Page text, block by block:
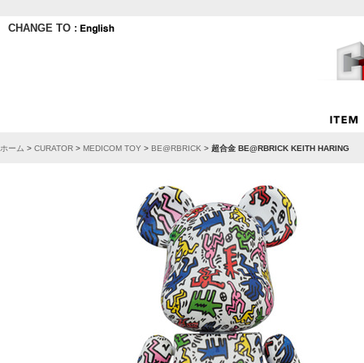
CHANGE TO :
ホーム > CURATOR > MEDICOM TOY > BE@RBRICK > 超合金 BE@RBRICK KEITH HARING